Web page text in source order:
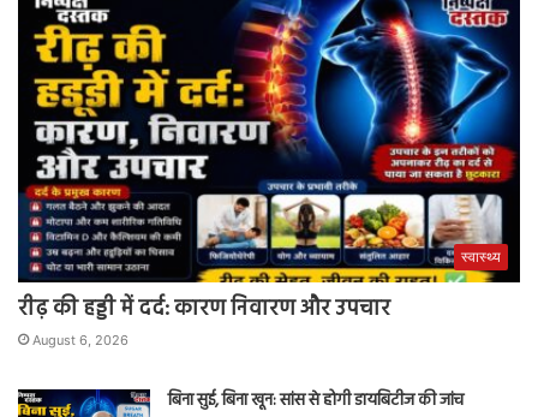
स्वास्थ्य
रीढ़ की हड्डी में दर्द: कारण निवारण और उपचार
August 6, 2026
बिना सुई, बिना खून: सांस से होगी डायबिटीज की जांच